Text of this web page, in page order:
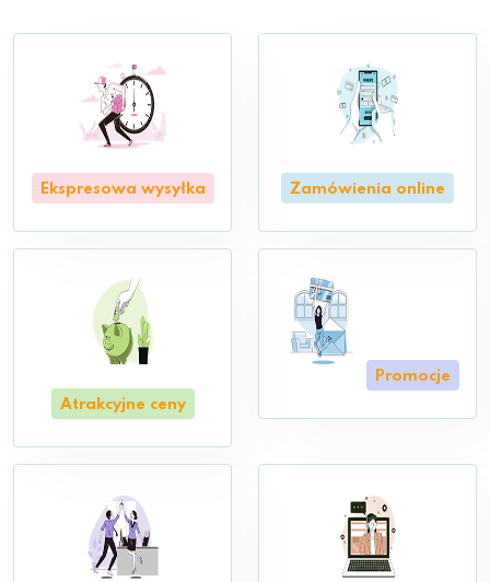
Ekspresowa wysyłka Zamówienia online
Atrakcyjne ceny
Promocje